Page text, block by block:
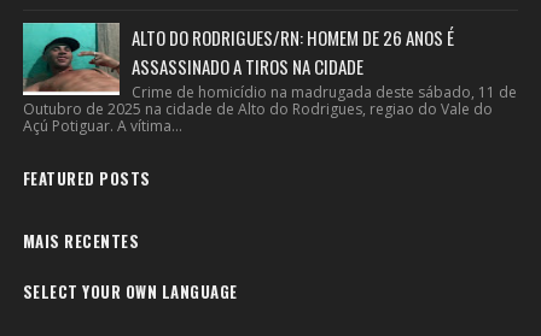
ALTO DO RODRIGUES/RN: HOMEM DE 26 ANOS É
ASSASSINADO A TIROS NA CIDADE
Crime de homicídio na madrugada deste sábado, 11 de
Outubro de 2025 na cidade de Alto do Rodrigues, regiao do Vale do
Açú Potiguar. A vítima...
FEATURED POSTS
MAIS RECENTES
SELECT YOUR OWN LANGUAGE